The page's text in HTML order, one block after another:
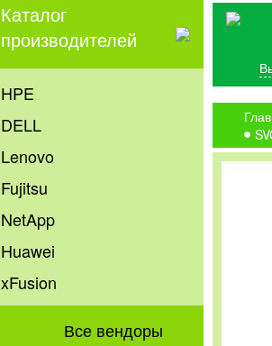
Каталог
производителей
HPE
DELL
Lenovo
Fujitsu
NetApp
Huawei
xFusion
Все вендоры